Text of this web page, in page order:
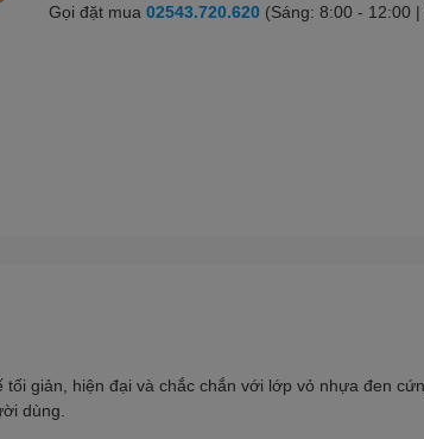
Gọi đặt mua02543.720.620 (Sáng: 8:00 - 12:00
tối giản, hiện đại và chắc chắn với lớp vỏ nhựa đen
dùng.